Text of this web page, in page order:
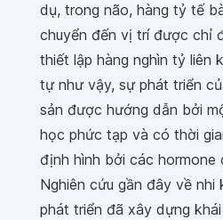
dụ, trong não, hàng tỷ tế
chuyển đến vị trí được chỉ
thiết lập hàng nghìn tỷ liên
tự như vậy, sự phát triển
sản được hướng dẫn bởi
học phức tạp và có thời
định hình bởi các hormone
Nghiên cứu gần đây về
phát triển đã xây dựng